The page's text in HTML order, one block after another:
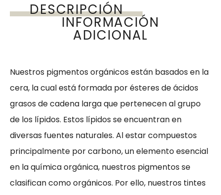
DESCRIPCIÓN
INFORMACIÓN
ADICIONAL
Nuestros pigmentos orgánicos están basados en la
cera, la cual está formada por ésteres de ácidos
grasos de cadena larga que pertenecen al grupo
de los lípidos. Estos lípidos se encuentran en
diversas fuentes naturales. Al estar compuestos
principalmente por carbono, un elemento esencial
en la química orgánica, nuestros pigmentos se
clasifican como orgánicos. Por ello, nuestros tintes